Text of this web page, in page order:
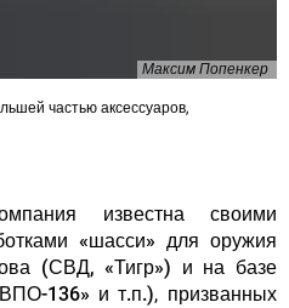
Максим Попенкер
частью аксессуаров,
известна своими
«шасси» для оружия
(СВД, «Тигр») и на базе
136» и т.п.), призванных